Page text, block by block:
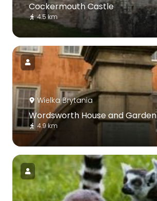
Cockermouth Castle
4.5 km
Wielka Brytania
Wordsworth House and Garden
4.9 km